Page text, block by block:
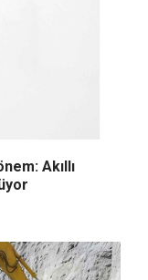
Akıllı